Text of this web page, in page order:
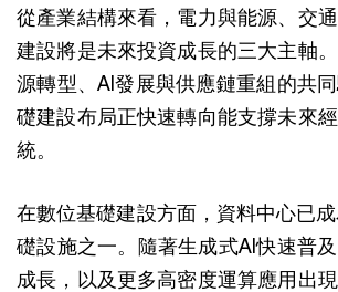
從產業結構來看，電力與能源、交
建設將是未來投資成長的三大主軸
源轉型、AI發展與供應鏈重組的共
礎建設布局正快速轉向能支撐未來
統。
在數位基礎建設方面，資料中心已
礎設施之一。隨著生成式AI快速普
成長，以及更多高密度運算應用出